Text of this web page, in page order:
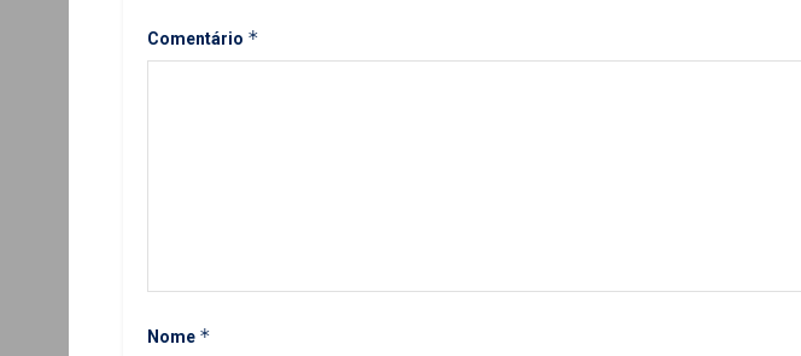
Comentário *
Nome *